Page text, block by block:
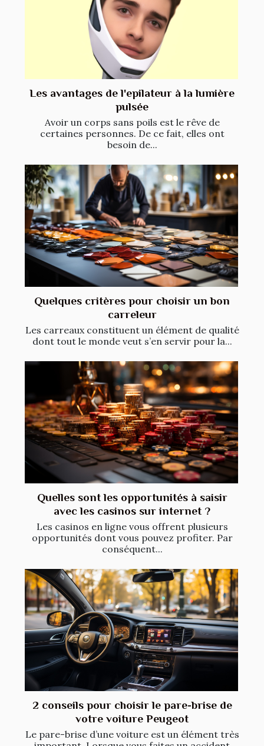
Les avantages de l'epilateur à la lumière
pulsée
Avoir un corps sans poils est le rêve de
certaines personnes. De ce fait, elles ont
besoin de...
Quelques critères pour choisir un bon
carreleur
Les carreaux constituent un élément de qualité
dont tout le monde veut s’en servir pour la...
Quelles sont les opportunités à saisir
avec les casinos sur internet ?
Les casinos en ligne vous offrent plusieurs
opportunités dont vous pouvez profiter. Par
conséquent...
2 conseils pour choisir le pare-brise de
votre voiture Peugeot
Le pare-brise d’une voiture est un élément très